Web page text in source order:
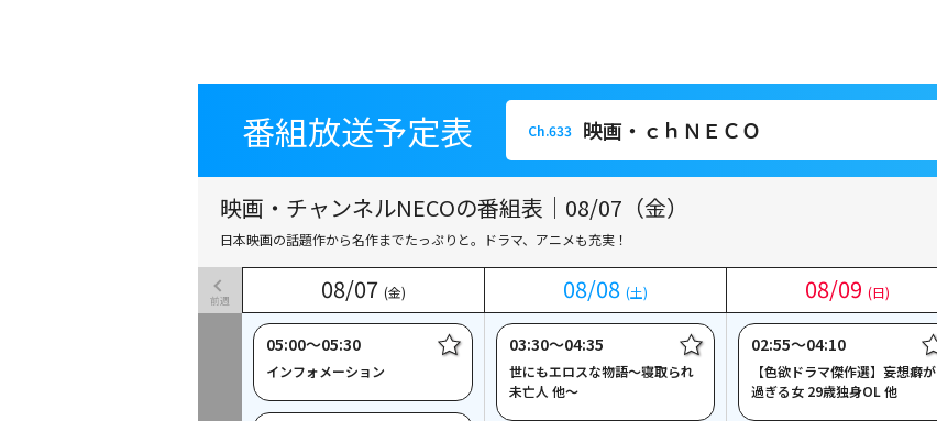
番組放送予定表 Ch.633 映画・ｃｈＮＥＣＯ
番組放送予定表 映画・ｃｈＮＥＣＯ
映画・チャンネルNECOの番組表｜08/07（金）
日本映画の話題作から名作までたっぷりと。ドラマ、アニメも充実！
08/07 (金) 08/08 (土) 08/09 (日)
前週 08/07 (金) 08/08 (土) 08/09 (日)
05:00〜05:30
インフォメーション
03:30〜04:35
世にもエロスな物語～寝取られ
未亡人 他～
02:55〜04:10
【色欲ドラマ傑作選】妄想癖が
過ぎる女 29歳独身OL 他